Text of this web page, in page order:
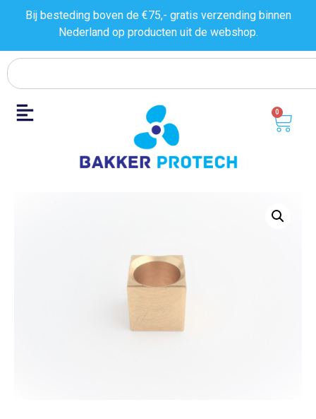
Bij besteding boven de €75,- gratis verzending binnen
Nederland op producten uit de webshop.
0